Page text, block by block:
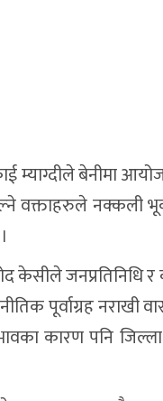
म्याग्दीले बेनीमा
वक्ताहरुले नक्कली
जनप्रतिनिधि र
पूर्वाग्रह
कारण पनि